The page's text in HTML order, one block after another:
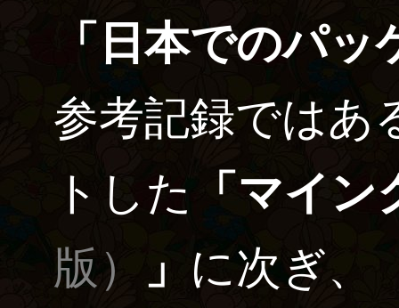
「日本でのパ
参考記録ではあ
トした
「マイ
版）
」 に次ぎ、